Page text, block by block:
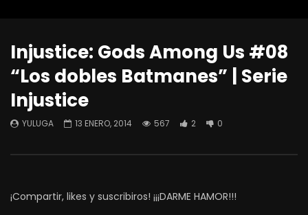
Injustice: Gods Among Us #08
“Los dobles Batmanes” | Serie
Injustice
YULUGA 13 ENERO, 2014 567 2 0
¡Compartir, likes y suscribiros! ¡¡¡DARME HAMOR!!!